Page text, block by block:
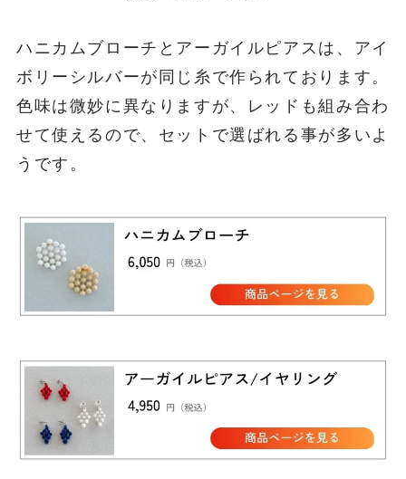
ハニカムブローチとアーガイルピアスは、アイ
ボリーシルバーが同じ糸で作られております。
色味は微妙に異なりますが、レッドも組み合わ
せて使えるので、セットで選ばれる事が多いよ
うです。